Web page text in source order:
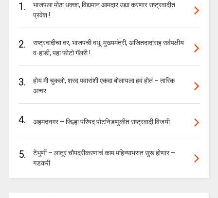
1.
भाजपला मोठा धक्का, विद्यमान आमदार उद्या करणार राष्ट्रवादीत
प्रवेश !
2.
राष्ट्रवादीचा वर, भाजपची वधू, मुख्यमंत्री, अजितदादांसह सर्वपक्षीय
व-हाडी, पहा फोटो गॅलरी !
3.
होय मी चुकलो, शरद पवारांशी एकदा बोलायला हवं होतं – तारिक
अन्वर
4. अहमदनगर – जिल्हा परिषद पोटनिडणुकीत राष्ट्रवादी विजयी
5.
टेंभुर्णी – लातूर चौपदरीकरणाचं काम महिन्याभरात सुरू होणार –
गडकरी